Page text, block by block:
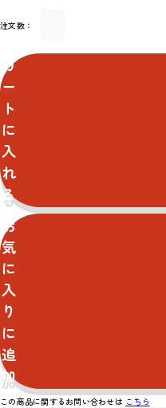
注文数：
カ
ー
ト
に
入
れ
る
お
気
に
入
り
に
追
加
この商品に関するお問い合わせは こちら